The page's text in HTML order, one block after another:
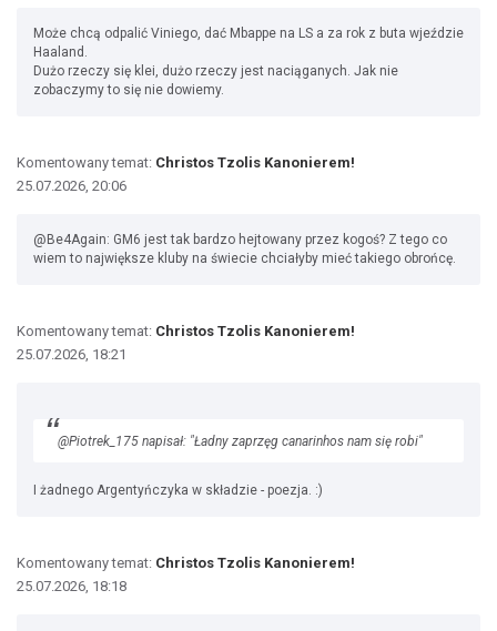
Może chcą odpalić Viniego, dać Mbappe na LS a za rok z buta wjeździe
Haaland.
Dużo rzeczy się klei, dużo rzeczy jest naciąganych. Jak nie
zobaczymy to się nie dowiemy.
Komentowany temat: Christos Tzolis Kanonierem!
25.07.2026, 20:06
@Be4Again: GM6 jest tak bardzo hejtowany przez kogoś? Z tego co
wiem to największe kluby na świecie chciałyby mieć takiego obrońcę.
Komentowany temat: Christos Tzolis Kanonierem!
25.07.2026, 18:21
@Piotrek_175 napisał: "Ładny zaprzęg canarinhos nam się robi"
I żadnego Argentyńczyka w składzie - poezja. :)
Komentowany temat: Christos Tzolis Kanonierem!
25.07.2026, 18:18